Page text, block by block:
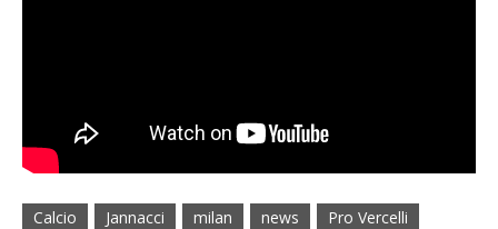
Calcio Jannacci milan news
Pro Vercelli